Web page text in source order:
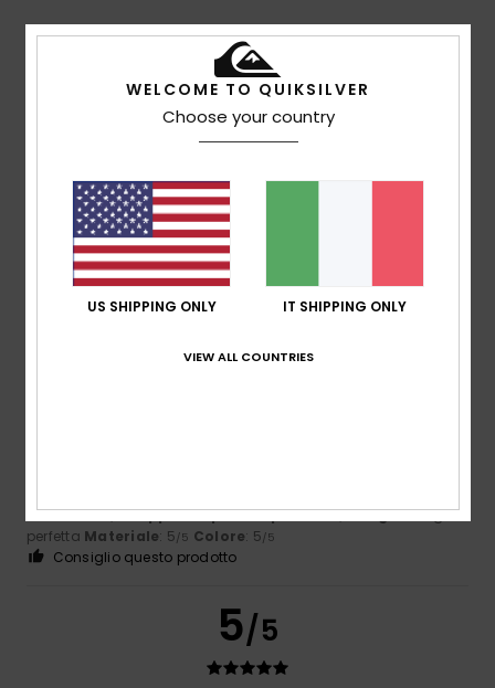
5/5
Scelta perfetta
Mostra originale - Français
Comfort: 5/5 Rapporto qualità-prezzo
perfettaMateriale: 5/5 Colore
Consiglio questo prodotto
5/5
Comfort: 5 Rapporto qualità-prezzo: 5 Taglia: Taglia
perfetta Materiale: 5/5 Colore: 5/5
Consiglio questo prodotto
5/5
WELCOME TO QUIKSILVER
Choose your country
US SHIPPING ONLY IT SHIPPING ONLY
VIEW ALL COUNTRIES